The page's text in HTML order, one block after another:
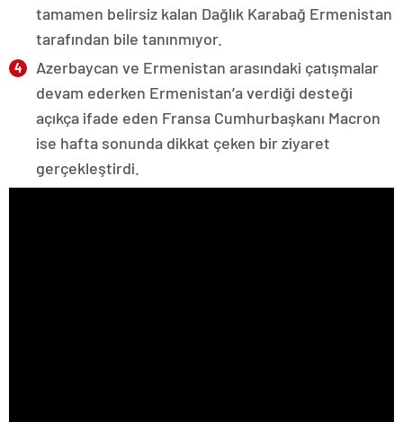
tamamen belirsiz kalan Dağlık Karabağ Ermenistan
tarafından bile tanınmıyor.
Azerbaycan ve Ermenistan arasındaki çatışmalar
devam ederken Ermenistan’a verdiği desteği
açıkça ifade eden Fransa Cumhurbaşkanı Macron
ise hafta sonunda dikkat çeken bir ziyaret
gerçekleştirdi.